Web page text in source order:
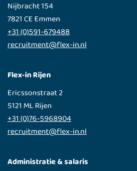
Nijbracht 154
7821 CE Emmen
+31 (0)591-679488
recruitment@flex-in.nl
Flex-in Rijen
Ericssonstraat 2
5121 ML Rijen
+31 (0)76-5968904
recruitment@flex-in.nl
Administratie & salaris